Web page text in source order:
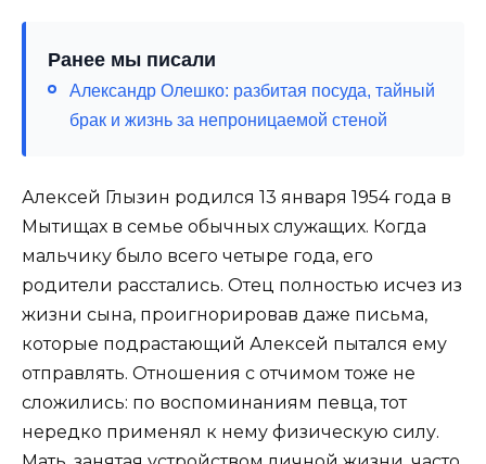
Ранее мы писали
Александр Олешко: разбитая посуда, тайный
брак и жизнь за непроницаемой стеной
Алексей Глызин родился 13 января 1954 года в
Мытищах в семье обычных служащих. Когда
мальчику было всего четыре года, его
родители расстались. Отец полностью исчез из
жизни сына, проигнорировав даже письма,
которые подрастающий Алексей пытался ему
отправлять. Отношения с отчимом тоже не
сложились: по воспоминаниям певца, тот
нередко применял к нему физическую силу.